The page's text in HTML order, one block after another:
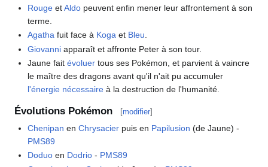
Rouge etAldo peuvent enfin mener leur affrontement à son
terme.
Agatha fuit face à Koga et Bleu.
Giovanni apparaît et affronte Peter à son tour.
Jaune faitévoluer tous ses Pokémon, et parvient à vaincre
le maître des dragons avant qu'il n'ait pu accumuler
l'énergie nécessaire à la destruction de l'humanité.
Évolutions Pokémon [modifier]
Chenipan enChrysacier puis en Papilusion (de Jaune) -
PMS89
Doduo en Dodrio - PMS89